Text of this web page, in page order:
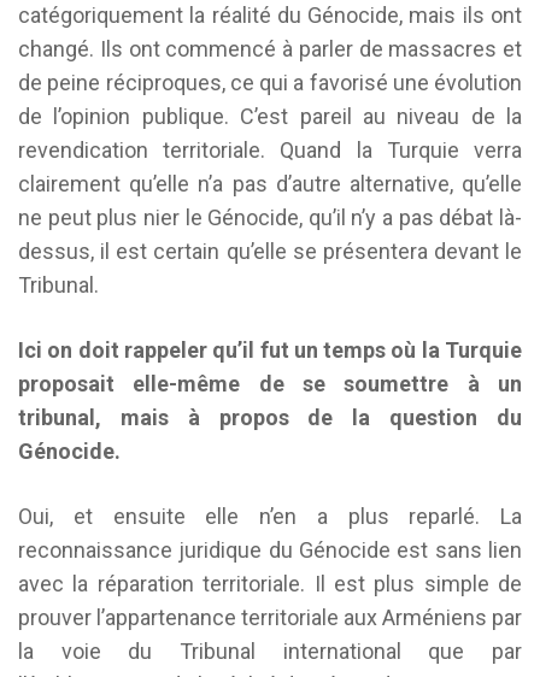
catégoriquement la réalité du Génocide, mais ils ont
changé. Ils ont commencé à parler de massacres et
de peine réciproques, ce qui a favorisé une évolution
de l’opinion publique. C’est pareil au niveau de la
revendication territoriale. Quand la Turquie verra
clairement qu’elle n’a pas d’autre alternative, qu’elle
ne peut plus nier le Génocide, qu’il n’y a pas débat là-
dessus, il est certain qu’elle se présentera devant le
Tribunal.
Ici on doit rappeler qu’il fut un temps où la Turquie
proposait elle-même de se soumettre à un
tribunal, mais à propos de la question du
Génocide.
Oui, et ensuite elle n’en a plus reparlé. La
reconnaissance juridique du Génocide est sans lien
avec la réparation territoriale. Il est plus simple de
prouver l’appartenance territoriale aux Arméniens par
la voie du Tribunal international que par